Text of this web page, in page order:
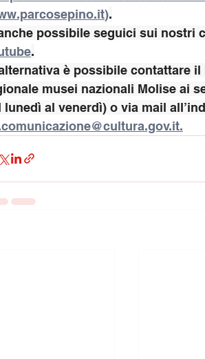
).
anche possibile seguici sui nostri
.
è possibile contattare
musei nazionali Molise ai
lunedì al venerdì) o via mail
.